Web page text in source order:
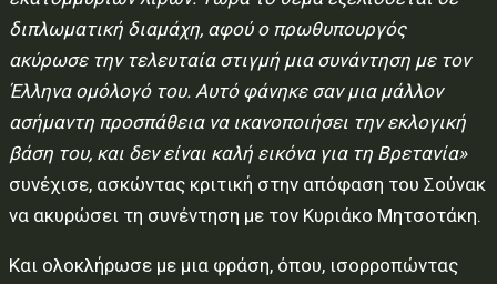
διπλωματική διαμάχη, αφού ο πρωθυπουργός
ακύρωσε την τελευταία στιγμή μια συνάντηση με τον
Έλληνα ομόλογό του. Αυτό φάνηκε σαν μια μάλλον
ασήμαντη προσπάθεια να ικανοποιήσει την εκλογική
βάση του, και δεν είναι καλή εικόνα για τη Βρετανία»
συνέχισε, ασκώντας κριτική στην απόφαση του Σούνακ
να ακυρώσει τη συνέντηση με τον Κυριάκο Μητσοτάκη.
Και ολοκλήρωσε με μια φράση, όπου, ισορροπώντας